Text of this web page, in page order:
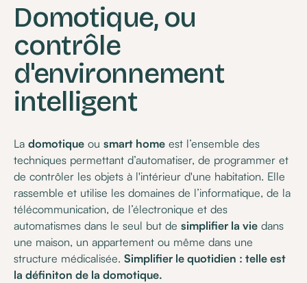
Domotique, ou
contrôle
d'environnement
intelligent
Ladomotique ousmart home est l’ensemble des
techniques permettant d’automatiser, de programmer et
de contrôler les objets à l'intérieur d'une habitation. Elle
rassemble et utilise les domaines de l’informatique, de la
télécommunication, de l’électronique et des
automatismes dans le seul but desimplifier la vie dans
une maison, un appartement ou même dans une
structure médicalisée.Simplifier le quotidien : telle est
la définiton de la domotique.